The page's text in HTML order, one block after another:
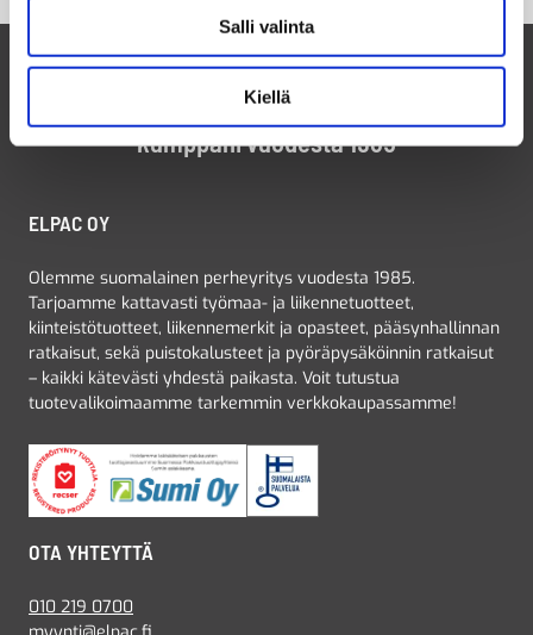
Salli valinta
Kiellä
Suomalainen perheyritys ja luotettava
kumppani vuodesta 1985
ELPAC OY
Olemme suomalainen perheyritys vuodesta 1985.
Tarjoamme kattavasti työmaa- ja liikennetuotteet,
kiinteistötuotteet, liikennemerkit ja opasteet, pääsynhallinnan
ratkaisut, sekä puistokalusteet ja pyöräpysäköinnin ratkaisut
– kaikki kätevästi yhdestä paikasta. Voit tutustua
tuotevalikoimaamme tarkemmin verkkokaupassamme!
OTA YHTEYTTÄ
010 219 0700